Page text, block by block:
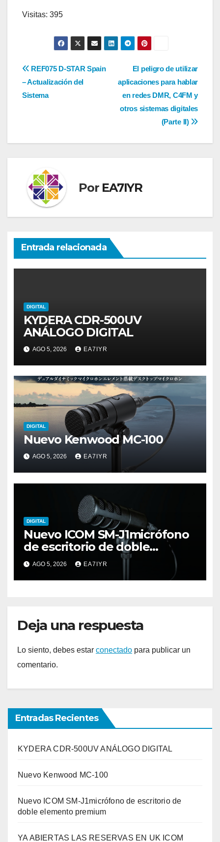
Visitas: 395
Navegación
de
El peligro de utilizar
aplicaciones para hablar
en redes DMR, C4FM y
otros sistemas digitales
(Parte II)
REF075 D-STAR Spain
– Actualización del
Sistema
Por EA7IYR
Entrada relacionada
DIGITAL
KYDERA CDR-500UV
ANÁLOGO DIGITAL
AGO 5, 2026 EA7IYR
DIGITAL
Nuevo Kenwood MC-100
AGO 5, 2026 EA7IYR
DIGITAL
Nuevo ICOM SM-J1micrófono
de escritorio de doble
elemento premium
AGO 5, 2026 EA7IYR
Deja una respuesta
Lo siento, debes estar conectado para publicar un
comentario.
Entradas Recientes
KYDERA CDR-500UV ANÁLOGO DIGITAL
Nuevo Kenwood MC-100
Nuevo ICOM SM-J1micrófono de escritorio de
doble elemento premium
YA ABIERTAS LAS RESERVAS EN UK ICOM